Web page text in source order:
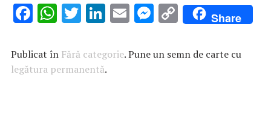
F
e
b
W
at
s
T
it
te
Li
k
e
E
ai
M
se
C
o
p
Share
Publicat în Fără categorie. Pune un semn de carte cu
legătura permanentă.